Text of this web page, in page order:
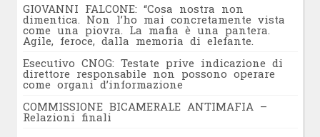
GIOVANNI FALCONE: “Cosa nostra non
dimentica. Non l’ho mai concretamente vista
come una piovra. La mafia è una pantera.
Agile, feroce, dalla memoria di elefante.
Esecutivo CNOG: Testate prive indicazione di
direttore responsabile non possono operare
come organi d’informazione
COMMISSIONE BICAMERALE ANTIMAFIA –
Relazioni finali